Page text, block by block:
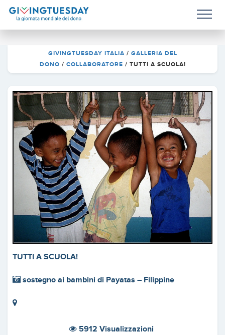
GIVINGTUESDAY ITALIA / GALLERIA DEL
DONO / COLLABORATORE / TUTTI A SCUOLA!
TUTTI A SCUOLA!
sostegno ai bambini di Payatas – Filippine
5912 Visualizzazioni